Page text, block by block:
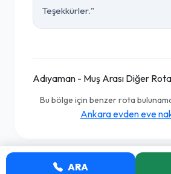
Teşekkürler."
Adıyaman - Muş Arası Diğer
Bu bölge için benzer rota
Ankara evden eve
ARA